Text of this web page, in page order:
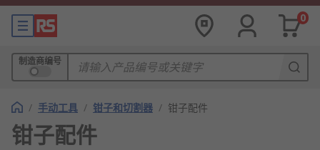
0
制造商编号
/ 手动工具 / 钳子和切割器 / 钳子配件
钳子配件